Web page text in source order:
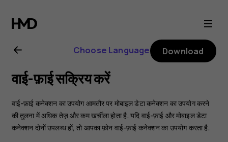
Nokia
G21
user
guide
Choose Language Download
वाई-फ़ाई सक्रिय करें
वाई-फ़ाई कनेक्शन का उपयोग आमतौर पर मोबाइल डेटा कनेक्शन का उपयोग करने
की तुलना में अधिक तेज़ और कम खर्चीला होता है. यदि वाई-फ़ाई और मोबाइल डेटा
कनेक्शन दोनों उपलब्ध हों, तो आपका फ़ोन वाई-फ़ाई कनेक्शन का उपयोग करता है.